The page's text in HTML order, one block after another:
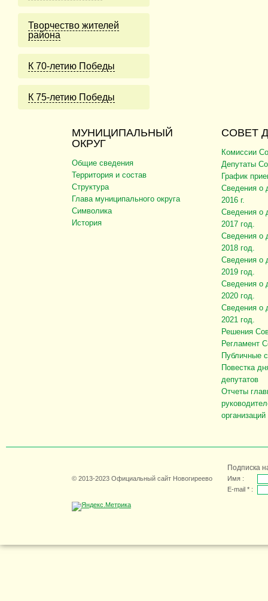
Творчество жителей
района
К 70-летию Победы
К 75-летию Победы
МУНИЦИПАЛЬНЫЙ
ОКРУГ
Общие сведения
Территория и состав
Структура
Глава муниципального округа
Символика
История
СОВЕТ
Комиссии
Депутаты
График
Сведения о
2016 г.
Сведения о
2017 год.
Сведения о
2018 год.
Сведения о
2019 год.
Сведения о
2020 год.
Сведения о
2021 год.
Решения
Регламент
Публичные
Повестка
депутатов
Отчеты
организаций
© 2013-2023 Официальный сайт Новогиреево
Подписка
Имя :
E-mail * :